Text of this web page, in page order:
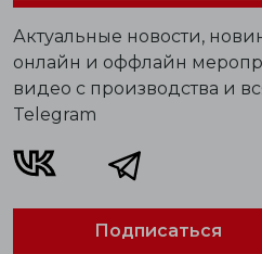
Актуальные новости,
онлайн и оффлайн
видео с производства и
Telegram
Подписаться